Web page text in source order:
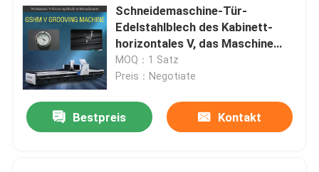
Schneidemaschine-Tür-
Edelstahlblech des Kabinett-
horizontales V, das Maschine
fugt
MOQ：1 Satz
Preis：Negotiate
Bestpreis Kontakt